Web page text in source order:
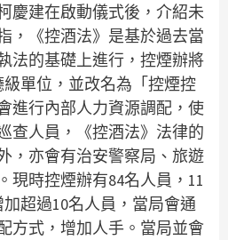
慶建在啟動儀式後，介紹未
，《控酒法》是基於過去當
法的基礎上進行，控煙辦將
單位，並改名為「控煙控
進行內部人力資源調配，使
查人員，《控酒法》法律的
，亦會有治安警察局、旅遊
現時控煙辦有84名人員，11
超過10名人員，當局會通
方式，增加人手。當局並會